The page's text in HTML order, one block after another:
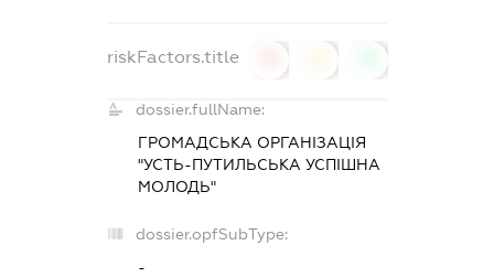
riskFactors.title
dossier.fullName:
ГРОМАДСЬКА ОРГАНІЗАЦІЯ
"УСТЬ-ПУТИЛЬСЬКА УСПІШНА
МОЛОДЬ"
dossier.opfSubType:
-